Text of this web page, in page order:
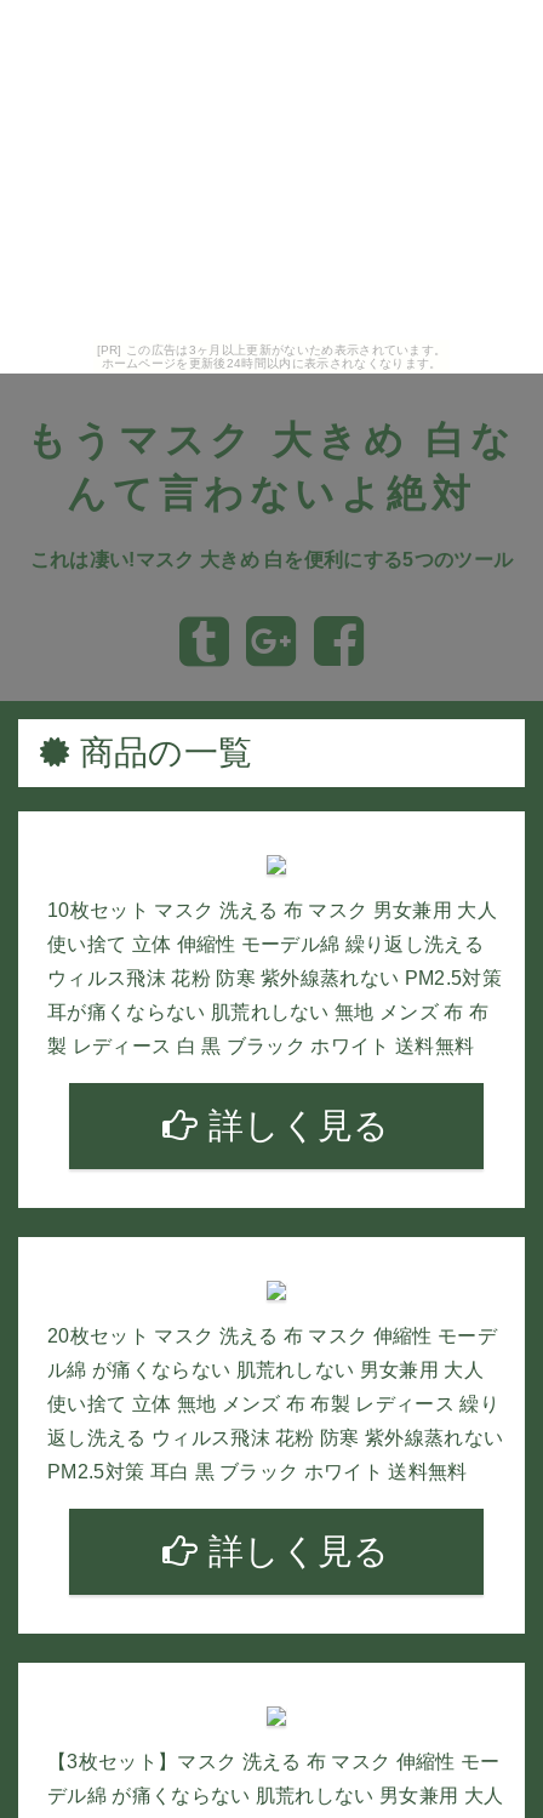
[PR] この広告は3ヶ月以上更新がないため表示されています。
ホームページを更新後24時間以内に表示されなくなります。
もうマスク 大きめ 白な
んて言わないよ絶対
これは凄い!マスク 大きめ 白を便利にする5つのツール
商品の一覧
10枚セット マスク 洗える 布 マスク 男女兼用 大人
使い捨て 立体 伸縮性 モーデル綿 繰り返し洗える
ウィルス飛沫 花粉 防寒 紫外線蒸れない PM2.5対策
耳が痛くならない 肌荒れしない 無地 メンズ 布 布
製 レディース 白 黒 ブラック ホワイト 送料無料
詳しく見る
20枚セット マスク 洗える 布 マスク 伸縮性 モーデ
ル綿 が痛くならない 肌荒れしない 男女兼用 大人
使い捨て 立体 無地 メンズ 布 布製 レディース 繰り
返し洗える ウィルス飛沫 花粉 防寒 紫外線蒸れない
PM2.5対策 耳白 黒 ブラック ホワイト 送料無料
詳しく見る
【3枚セット】マスク 洗える 布 マスク 伸縮性 モー
デル綿 が痛くならない 肌荒れしない 男女兼用 大人